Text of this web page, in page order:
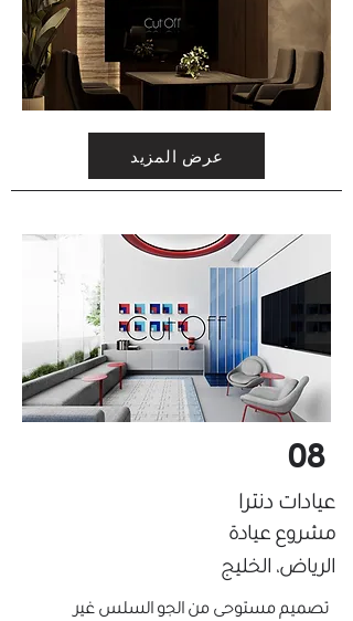
عرض المزيد
08
عيادات دنترا
مشروع عيادة
الرياض، الخليج
تصميم مستوحى من الجو السلس غير